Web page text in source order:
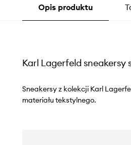
Opis produktu
Karl Lagerfeld sneakersy
Sneakersy z kolekcji Karl
materiału tekstylnego.